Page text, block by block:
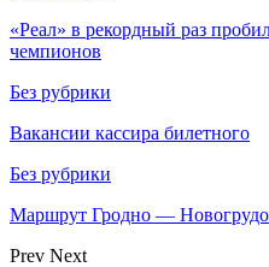
«Реал» в рекордный раз
чемпионов
Без рубрики
Вакансии кассира билетного
Без рубрики
Маршрут Гродно —
Prev Next